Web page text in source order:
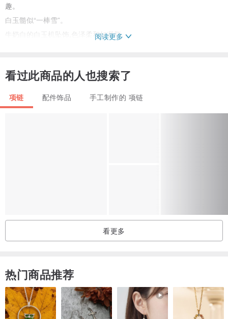
趣。
白玉髓似“一棒雪”。
牛奶白的白玉机坠饰,色泽柔和如凝脂,
包浆白玉髓的外层有一层硬皮壳,里面的白玉髓质地多半极好。
白色意味安全，纯正和清洁。相对于黑色，白色通常具有积极的内
主石：白玉髓
⭕️金属线的材质说明
目前编织作品皆以进口艺术铜线制作,金属线材质为
铜,外层镀色及保护膜,千万不可以水洗或用力擦
阅读更多
看过此商品的人也搜索了
项链 配件饰品 手工制作的 项链
看更多
热门商品推荐